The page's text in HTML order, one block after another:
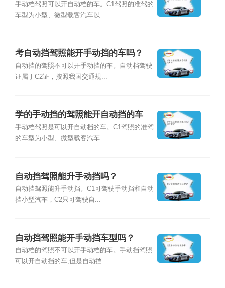
手动档驾照可以开自动档的车。C1驾照的准驾的
车型为小型、微型载客汽车以...
考自动挡驾照能开手动挡的车吗？
自动挡的驾照不可以开手动挡的车。自动档驾驶
证属于C2证，按照我国交通规...
学的手动挡的驾照能开自动挡的车
吗？
手动档驾照是可以开自动档的车。C1驾照的准驾
的车型为小型、微型载客汽车...
自动挡驾照能升手动挡吗？
自动挡驾照能升手动挡。C1可驾驶手动挡和自动
挡小型汽车，C2只可驾驶自...
自动挡驾照能开手动挡车型吗？
自动档的驾照不可以开手动档的车。手动挡驾照
可以开自动挡的车,但是自动挡...